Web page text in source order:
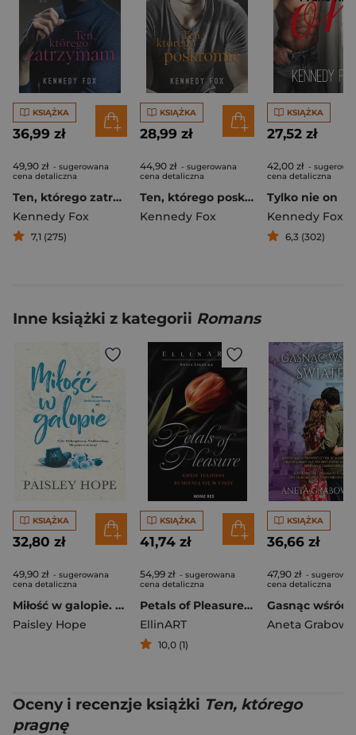
KSIĄŻKA
36,99 zł
49,90 zł - sugerowana
cena detaliczna
Ten, którego zatrzymam
Kennedy Fox
7,1 (275)
KSIĄŻKA
28,99 zł
44,90 zł - sugerowana
cena detaliczna
Ten, którego poskromię
Kennedy Fox
KSIĄŻKA
27,52 zł
42,00 zł -
cena detaliczna
Tylko nie on
Kennedy Fox
6,3 (302)
Inne książki z kategorii Romans
KSIĄŻKA
32,80 zł
49,90 zł - sugerowana
cena detaliczna
Miłość w galopie. Ranczo Srebrzyste Sosny. Tom 3
Paisley Hope
KSIĄŻKA
41,74 zł
54,99 zł - sugerowana
cena detaliczna
Petals of Pleasure. Gdzie tulipany rumienią się w ciszy
EllinART
10,0 (1)
KSIĄŻKA
36,66 zł
47,90 zł -
cena detaliczna
Aneta
Oceny i recenzje książki Ten, którego
pragnę